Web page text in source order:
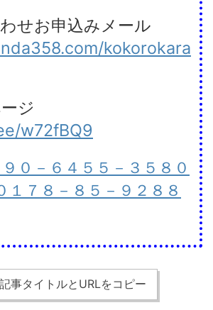
せお申込みメール
kokorokara
ージ
w72fBQ9
９０－６４５５－３５８０
１７８－８５－９２８８
事タイトルとURLをコピー